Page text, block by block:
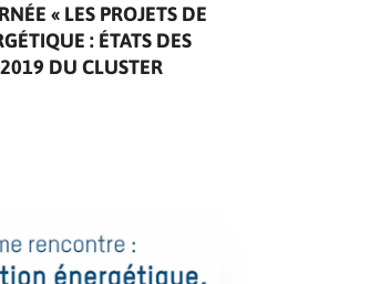
« LES PROJETS DE
: ÉTATS DES
DU CLUSTER